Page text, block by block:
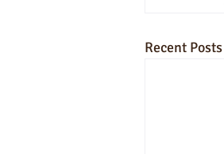
Recent Posts